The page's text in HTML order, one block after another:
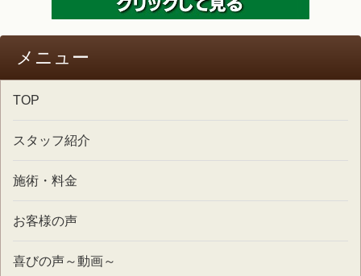
メニュー
TOP
スタッフ紹介
施術・料金
お客様の声
喜びの声～動画～